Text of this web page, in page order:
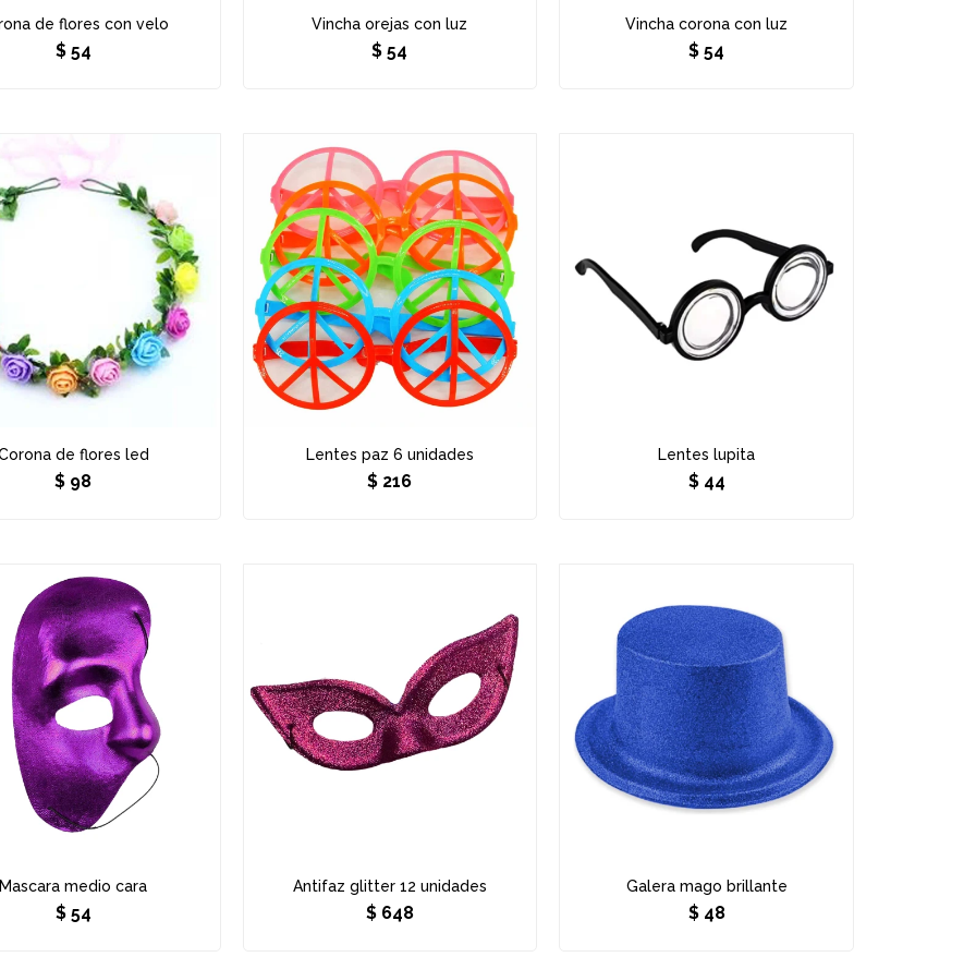
de flores con velo
$ 54
Vincha orejas con luz
$ 54
Vincha corona con luz
$ 54
de flores led
$ 98
Lentes paz 6 unidades
$ 216
Lentes lupita
$ 44
Mascara medio cara
$ 54
Antifaz glitter 12 unidades
$ 648
Galera mago brillante
$ 48